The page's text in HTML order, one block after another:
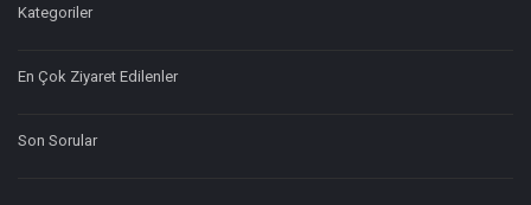
Kategoriler
En Çok Ziyaret Edilenler
Son Sorular